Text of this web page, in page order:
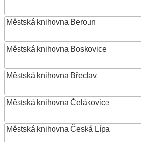
Městská knihovna Beroun
Městská knihovna Boskovice
Městská knihovna Břeclav
Městská knihovna Čelákovice
Městská knihovna Česká Lípa